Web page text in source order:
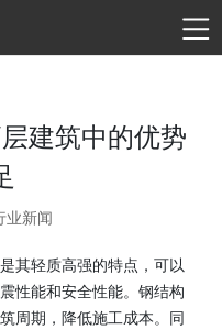
建筑中的优势
业新闻
其轻质高强的特点，可以
性能和安全性能。钢结构
周期，降低施工成本。同